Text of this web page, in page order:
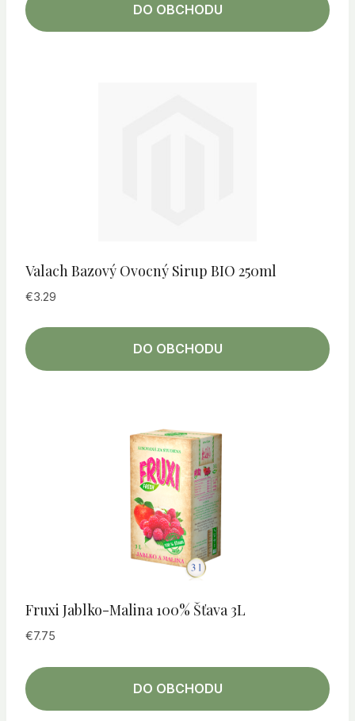
DO OBCHODU
Valach Bazový Ovocný Sirup BIO 250ml
€3.29
DO OBCHODU
Fruxi Jablko-Malina 100% Šťava 3L
€7.75
DO OBCHODU